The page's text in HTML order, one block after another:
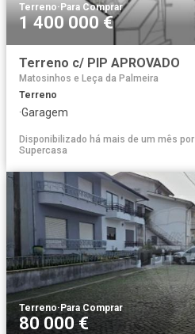
Terreno· Para Comprar
1 400 000 €
Terreno c/ PIP APROVADO
Matosinhos e Leça da Palmeira
Terreno
·Garagem
Disponibilizado há mais de um mês por
Supercasa
Terreno·Para Comprar
80 000 €